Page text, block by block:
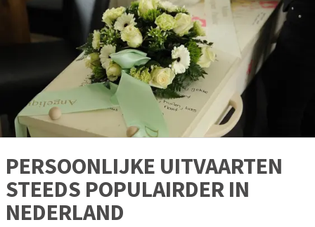
PERSOONLIJKE UITVAARTEN
STEEDS POPULAIRDER IN
NEDERLAND